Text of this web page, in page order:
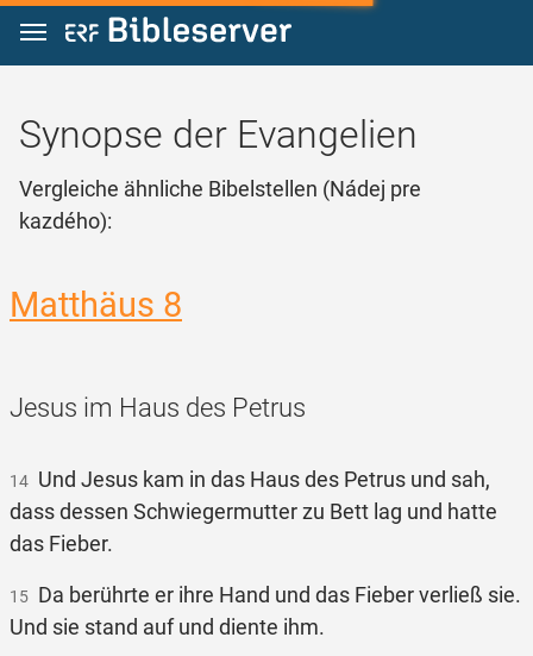
Zum Inhalt springen
Synopse der Evangelien
Vergleiche ähnliche Bibelstellen (Nádej pre
kazdého):
Matthäus 8
Jesus im Haus des Petrus
14 Und Jesus kam in das Haus des Petrus und sah,
dass dessen Schwiegermutter zu Bett lag und hatte
das Fieber.
15 Da berührte er ihre Hand und das Fieber verließ sie.
Und sie stand auf und diente ihm.